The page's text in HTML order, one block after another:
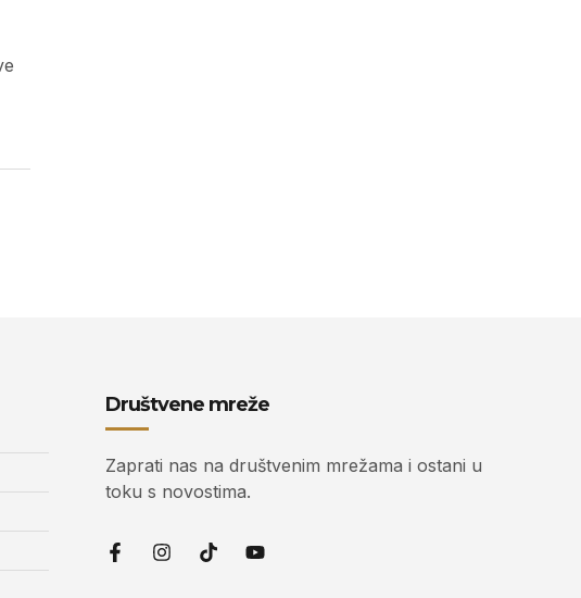
Društvene mreže
Zaprati nas na društvenim mrežama i ostani u
toku s novostima.